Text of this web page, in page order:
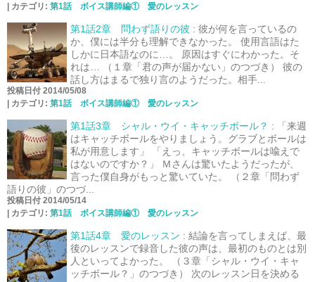
カテゴリ: 第1話 ボイス講師編① 愛のレッスン
第1話2章 問わず語りの彼 : 彼が何を言っているの
か、僕には半分も理解できなかった。 使用言語はた
しかに日本語なのに…。 原因はすぐにわかった。そ
れは… （１章「君の声が届かない」のつづき） 彼の
話し方はまるで独り言のようだった。相手...
投稿日付 2014/05/08
カテゴリ: 第1話 ボイス講師編① 愛のレッスン
第1話3章 シャル・ウイ・キャッチボール？ :
「来週
はキャッチボールをやりましょう。グラブとボールは
私が用意します」 「えっ、キャッチボールは喩えで
はないのですか？」 Ｍさんは驚いたようだったが、
言った僕自身がもっと驚いていた。 （２章「問わず
語りの彼」のつづ...
投稿日付 2014/05/14
カテゴリ: 第1話 ボイス講師編① 愛のレッスン
第1話4章 愛のレッスン : 結論を言ってしまえば、最
後のレッスンで録音した彼の声は、最初のものとは別
人といってよかった。 （３章「シャル・ウイ・キャ
ッチボール？」のつづき） 次のレッスン日を決める